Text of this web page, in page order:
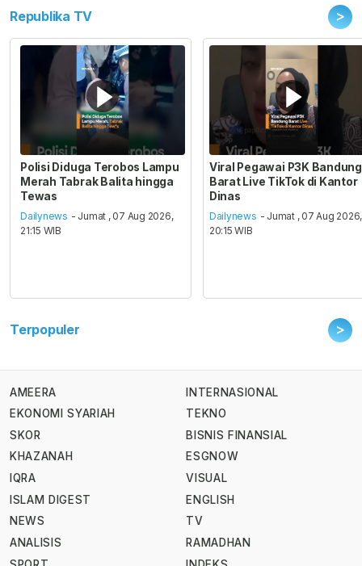
Republika TV >
Polisi Diduga Terobos Lampu
Merah Tabrak Balita hingga
Tewas
Dailynews - Jumat , 07 Aug 2026,
21:15 WIB
Viral Pegawai P3K Bandung
Barat Live TikTok di Kantor
Dinas
Dailynews - Jumat , 07 Aug 2026,
20:15 WIB
Terpopuler >
AMEERA
EKONOMI SYARIAH
SKOR
KHAZANAH
IQRA
ISLAM DIGEST
NEWS
ANALISIS
INTERNASIONAL
TEKNO
BISNIS FINANSIAL
ESGNOW
VISUAL
ENGLISH
TV
RAMADHAN